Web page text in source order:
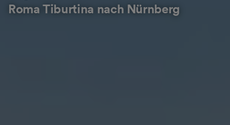
Roma Tiburtina nach Nürnberg